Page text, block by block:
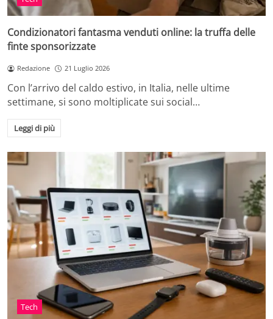
Condizionatori fantasma venduti online: la truffa delle
finte sponsorizzate
Redazione 21 Luglio 2026
Con l’arrivo del caldo estivo, in Italia, nelle ultime
settimane, si sono moltiplicate sui social…
Leggi di più
Tech